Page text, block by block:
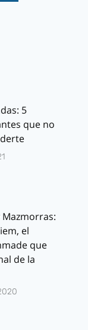
5
que no
el
que
de la